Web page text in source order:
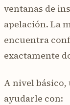
ventanas de
apelación. La
encuentra
exactamente
A nivel básico,
ayudarle con: